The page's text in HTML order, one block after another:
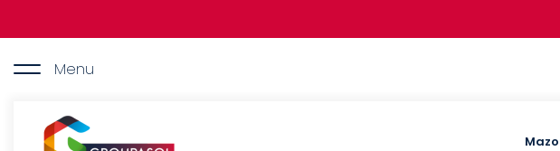
principalMenu
Groupasol